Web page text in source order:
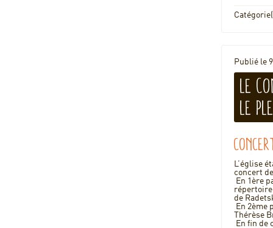
Publié le
Le
le
L’église
concert
En 1ère
répertoire
de
En 2ème
Thérèse
En fin de